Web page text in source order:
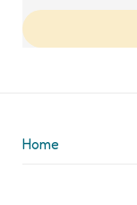
Home